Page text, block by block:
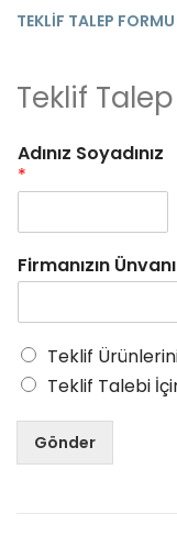
TEKLIF TALEP FORMU
Teklif
Adınız Soyadınız
*
Firmanızın Ünvanı
Teklif
Teklif Talebi
Gönder